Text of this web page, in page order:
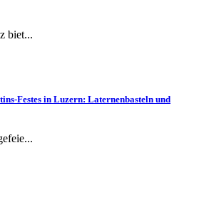
biet...
Festes in Luzern: Laternenbasteln und